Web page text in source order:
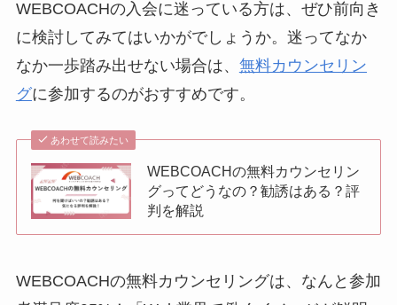
WEBCOACHの入会に迷っている方は、ぜひ前向き
に検討してみてはいかがでしょうか。迷ってなか
なか一歩踏み出せない場合は、 無料カウンセリン
グに参加するのがおすすめです。
あわせて読みたい
WEBCOACHの無料カウンセリン
グってどうなの？勧誘はある？評
判を解説
WEBCOACHの無料カウンセリングは、なんと参加